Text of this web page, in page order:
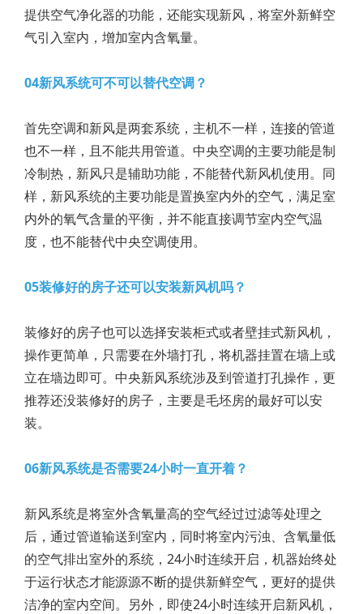
提供空气净化器的功能，还能实现新风，将室外新鲜空
气引入室内，增加室内含氧量。
04新风系统可不可以替代空调？
首先空调和新风是两套系统，主机不一样，连接的管道
也不一样，且不能共用管道。中央空调的主要功能是制
冷制热，新风只是辅助功能，不能替代新风机使用。同
样，新风系统的主要功能是置换室内外的空气，满足室
内外的氧气含量的平衡，并不能直接调节室内空气温
度，也不能替代中央空调使用。
05装修好的房子还可以安装新风机吗？
装修好的房子也可以选择安装柜式或者壁挂式新风机，
操作更简单，只需要在外墙打孔，将机器挂置在墙上或
立在墙边即可。中央新风系统涉及到管道打孔操作，更
推荐还没装修好的房子，主要是毛坯房的最好可以安
装。
06新风系统是否需要24小时一直开着？
新风系统是将室外含氧量高的空气经过过滤等处理之
后，通过管道输送到室内，同时将室内污浊、含氧量低
的空气排出室外的系统，24小时连续开启，机器始终处
于运行状态才能源源不断的提供新鲜空气，更好的提供
洁净的室内空间。另外，即使24小时连续开启新风机，